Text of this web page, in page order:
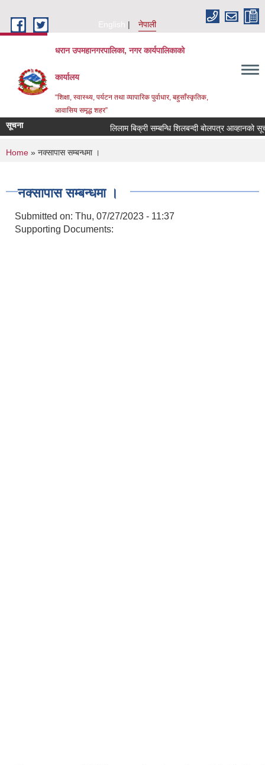
English
नेपाली
धरान उपमहानगरपालिका, नगर कार्यपालिकाको
कार्यालय
“शिक्षा, स्वास्थ्य, पर्यटन तथा व्यापारिक पुर्वाधार, बहुसाँस्कृतिक,
आवासिय समृद्ध शहर”
सूचना लिलाम बिक्री सम्बन्धि शिलबन्दी बोलपत्र
You are here
Home » नक्सापास सम्बन्धमा ।
नक्सापास सम्बन्धमा ।
Submitted on: Thu, 07/27/2023 - 11:37
Supporting Documents: